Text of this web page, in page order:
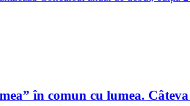
în comun cu lumea.